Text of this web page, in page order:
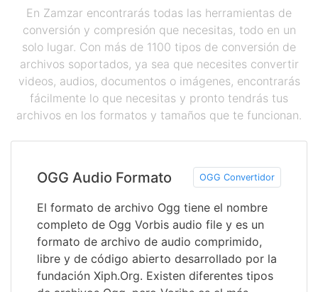
En Zamzar encontrarás todas las herramientas de
conversión y compresión que necesitas, todo en un
solo lugar. Con más de 1100 tipos de conversión de
archivos soportados, ya sea que necesites convertir
videos, audios, documentos o imágenes, encontrarás
fácilmente lo que necesitas y pronto tendrás tus
archivos en los formatos y tamaños que te funcionan.
OGG Audio Formato OGG Convertidor
El formato de archivo Ogg tiene el nombre
completo de Ogg Vorbis audio file y es un
formato de archivo de audio comprimido,
libre y de código abierto desarrollado por la
fundación Xiph.Org. Existen diferentes tipos